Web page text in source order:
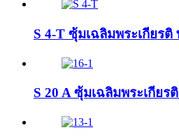
S 4-T ซุ้มเฉลิมพระเกียร
S 20 A ซุ้มเฉลิมพระเกีย